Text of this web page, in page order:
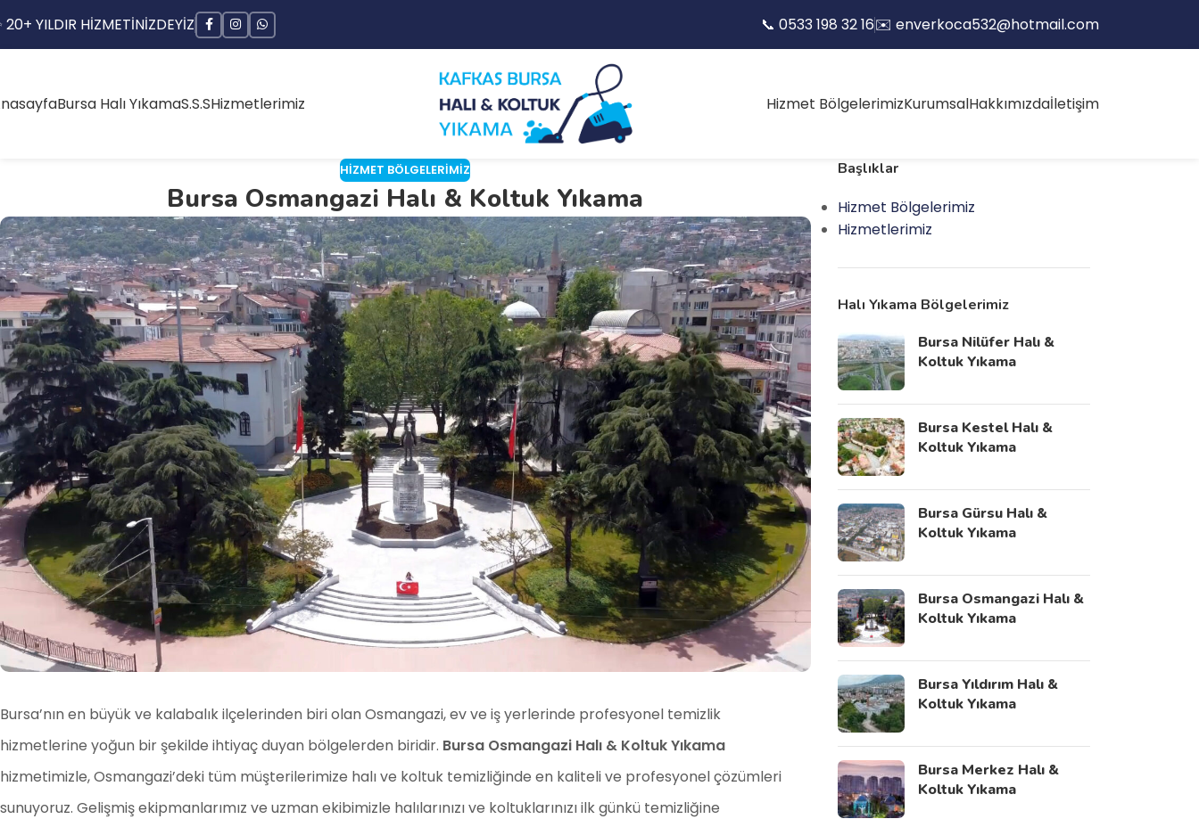
20+ YILDIR HİZMETİNİZDEYİZ 📞 0533 198 32 16✉️ enverkoca532@hotmail.com
Bursa Halı YıkamaS.S.SHizmetlerimiz Hizmet BölgelerimizKurumsalHakkımızdaİletişim
HIZMET BÖLGELERIMIZ
Bursa Osmangazi Halı & Koltuk Yıkama
Bursa’nın en büyük ve kalabalık ilçelerinden biri olan Osmangazi, ev ve iş yerlerinde profesyonel temizlik
hizmetlerine yoğun bir şekilde ihtiyaç duyan bölgelerden biridir. Bursa Osmangazi Halı & Koltuk Yıkama
hizmetimizle, Osmangazi’deki tüm müşterilerimize halı ve koltuk temizliğinde en kaliteli ve profesyonel çözümleri
sunuyoruz. Gelişmiş ekipmanlarımız ve uzman ekibimizle halılarınızı ve koltuklarınızı ilk günkü temizliğine
Başlıklar
Hizmet Bölgelerimiz
Hizmetlerimiz
Halı Yıkama Bölgelerimiz
Bursa Nilüfer Halı &
Koltuk Yıkama
Bursa Kestel Halı &
Koltuk Yıkama
Bursa Gürsu Halı &
Koltuk Yıkama
Bursa Osmangazi Halı &
Koltuk Yıkama
Bursa Yıldırım Halı &
Koltuk Yıkama
Bursa Merkez Halı &
Koltuk Yıkama